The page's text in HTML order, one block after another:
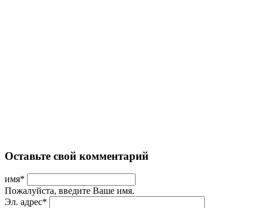
Оставьте свой комментарий
имя*
Пожалуйста, введите Ваше имя.
Эл. адрес*